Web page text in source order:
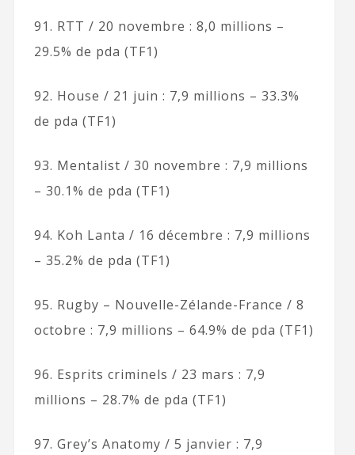
91. RTT / 20 novembre : 8,0 millions –
29.5% de pda (TF1)
92. House / 21 juin : 7,9 millions – 33.3%
de pda (TF1)
93. Mentalist / 30 novembre : 7,9 millions
– 30.1% de pda (TF1)
94. Koh Lanta / 16 décembre : 7,9 millions
– 35.2% de pda (TF1)
95. Rugby – Nouvelle-Zélande-France / 8
octobre : 7,9 millions – 64.9% de pda (TF1)
96. Esprits criminels / 23 mars : 7,9
millions – 28.7% de pda (TF1)
97. Grey’s Anatomy / 5 janvier : 7,9